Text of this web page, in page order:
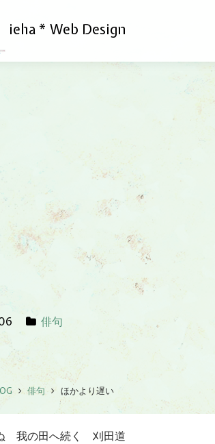
ieha * Web Design
俳句
俳句 ほかより遅い
我の田へ続く 刈田道